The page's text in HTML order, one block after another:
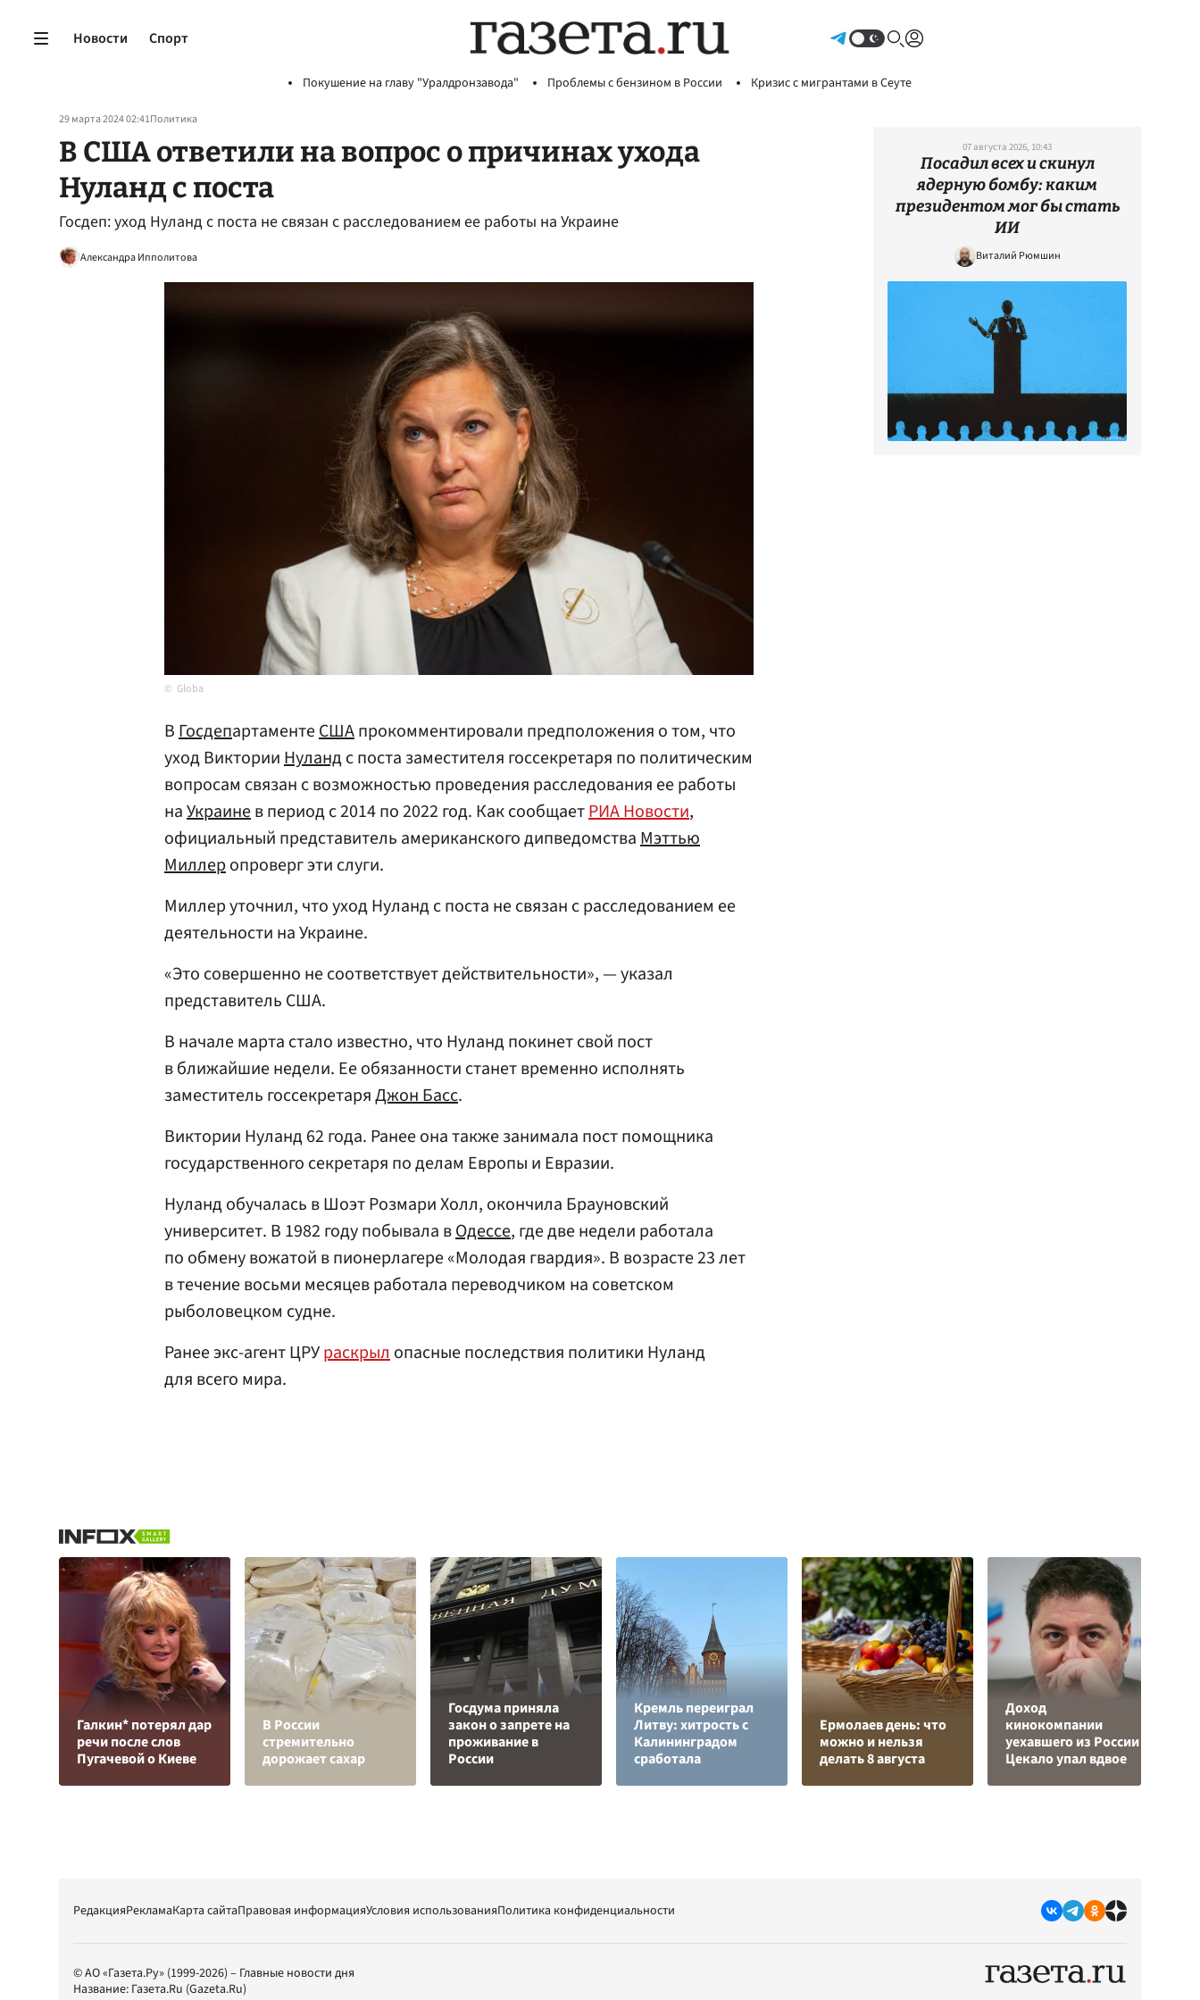
Новости Спорт
Покушение на главу "Уралдронзавода" Проблемы с бензином в России Кризис с мигрантами в Сеуте
29 марта 2024 02:41Политика
В США ответили на вопрос о причинах ухода
Нуланд с поста
Госдеп: уход Нуланд с поста не связан с расследованием ее работы на Украине
Александра Ипполитова
Globa
ВГосдепартаментеСШАпрокомментировали предположения о том, что
уход ВикторииНуландс поста заместителя госсекретаря по политическим
вопросам связан с возможностью проведения расследования ее работы
наУкраинев период с 2014 по 2022 год. Как сообщаетРИА Новости,
официальный представитель американского дипведомстваМэттью
Миллеропроверг эти слуги.
Миллер уточнил, что уход Нуланд с поста не связан с расследованием ее
деятельности на Украине.
«Это совершенно не соответствует действительности», — указал
представитель США.
В начале марта стало известно, что Нуланд покинет свой пост
в ближайшие недели. Ее обязанности станет временно исполнять
заместитель госсекретаряДжон Басс.
Виктории Нуланд 62 года. Ранее она также занимала пост помощника
государственного секретаря по делам Европы и Евразии.
Нуланд обучалась в Шоэт Розмари Холл, окончила Брауновский
университет. В 1982 году побывала вОдессе, где две недели работала
по обмену вожатой в пионерлагере «Молодая гвардия». В возрасте 23 лет
в течение восьми месяцев работала переводчиком на советском
рыболовецком судне.
Ранее экс-агент ЦРУраскрылопасные последствия политики Нуланд
для всего мира.
07 августа 2026, 10:43
Посадил всех и скинул
ядерную бомбу: каким
президентом мог бы стать
ИИ
Виталий Рюмшин
Галкин* потерял дар
речи после слов
Пугачевой о Киеве
В России
стремительно
дорожает сахар
Госдума приняла
закон о запрете на
проживание в
России
Кремль переиграл
Литву: хитрость с
Калининградом
сработала
Ермолаев день: что
можно и нельзя
делать 8 августа
Доход
кинокомпании
уехавшего из России
Цекало упал вдвое
РедакцияРекламаКарта сайтаПравовая информацияУсловия использованияПолитика конфиденциальности
© АО «Газета.Ру» (1999-2026) – Главные новости дня
Название: Газета.Ru (Gazeta.Ru)